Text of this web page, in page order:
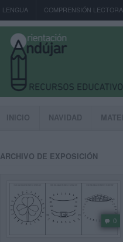
LENGUA COMPRENSIÓN LECTORA
INICIO NAVIDAD
ARCHIVO DE EXPOSICIÓN
0